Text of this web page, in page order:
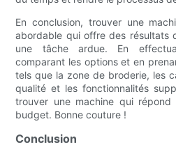
En conclusion, trouver une
abordable qui offre des résultats
une tâche ardue. En
comparant les options et en
tels que la zone de broderie, les
qualité et les fonctionnalités
trouver une machine qui
budget. Bonne couture !
Conclusion